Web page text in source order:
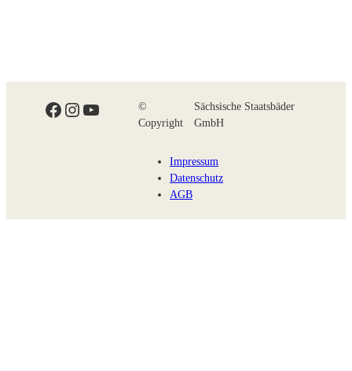
Facebook
Instagram
YouTube
©
Copyright
Sächsische Staatsbäder
GmbH
Impressum
Datenschutz
AGB